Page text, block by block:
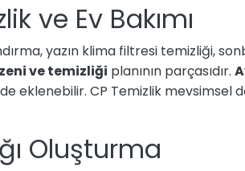
ve Ev Bakımı
yazın klima filtresi temizliği,
ve temizliği planının parçasıdır.
eklenebilir. CP Temizlik mevsimsel
Oluşturma